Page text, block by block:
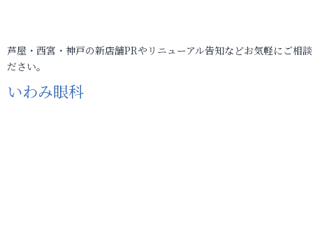
芦屋・西宮・神戸の新店舗PRやリニューアル告知などお気軽にご相
ださい。
いわみ眼科